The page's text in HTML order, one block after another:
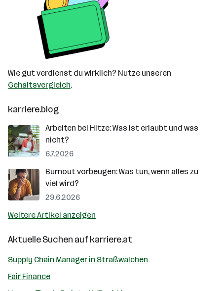
Wie gut verdienst du wirklich? Nutze unseren
Gehaltsvergleich.
karriere.blog
Arbeiten bei Hitze: Was ist erlaubt und was
nicht?
6.7.2026
Burnout vorbeugen: Was tun, wenn alles zu
viel wird?
29.6.2026
Weitere Artikel anzeigen
Aktuelle Suchen aufkarriere.at
Supply Chain Manager in Straßwalchen
Fair Finance